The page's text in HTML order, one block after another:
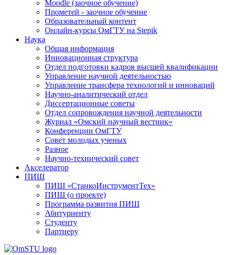
Moodle (заочное обучение)
Прометей - заочное обучение
Образовательный контент
Онлайн-курсы ОмГТУ на Stepik
Наука
Общая информация
Инновационная структура
Отдел подготовки кадров высшей квалификации
Управление научной деятельностью
Управление трансфера технологий и инноваций
Научно-аналитический отдел
Диссертационные советы
Отдел сопровождения научной деятельности
Журнал «Омский научный вестник»
Конференции ОмГТУ
Совет молодых ученых
Разное
Научно-технический совет
Акселератор
ПИШ
ПИШ «СтанкоИнструментТех»
ПИШ (о проекте)
Программа развития ПИШ
Абитуриенту
Студенту
Партнеру